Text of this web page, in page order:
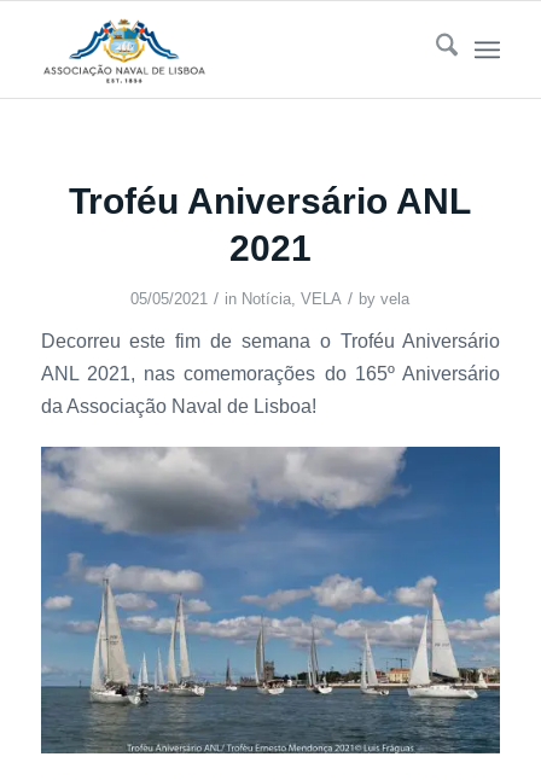
Troféu Aniversário ANL
2021
05/05/2021 / in Notícia,VELA / byvela
Decorreu este fim de semana o Troféu Aniversário
ANL 2021, nas comemorações do 165º Aniversário
da Associação Naval de Lisboa!